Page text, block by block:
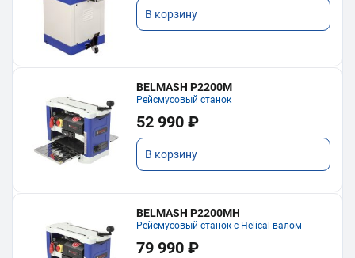
В корзину
BELMASH P2200M
Рейсмусовый станок
52 990 ₽
В корзину
BELMASH P2200MH
Рейсмусовый станок с Helical валом
79 990 ₽